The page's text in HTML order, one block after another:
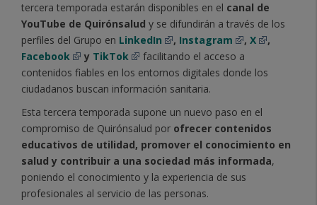
tercera temporada estarán disponibles en el canal de
YouTube de Quirónsalud y se difundirán a través de los
perfiles del Grupo en LinkedIn , Instagram , X
,
Facebook
y TikTok
facilitando el acceso a
contenidos fiables en los entornos digitales donde los
ciudadanos buscan información sanitaria.
Esta tercera temporada supone un nuevo paso en el
compromiso de Quirónsalud por ofrecer contenidos
educativos de utilidad, promover el conocimiento en
salud y contribuir a una sociedad más informada,
poniendo el conocimiento y la experiencia de sus
profesionales al servicio de las personas.